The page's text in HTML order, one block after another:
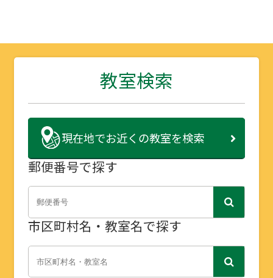
教室検索
現在地でお近くの教室を検索
郵便番号で探す
市区町村名・教室名で探す